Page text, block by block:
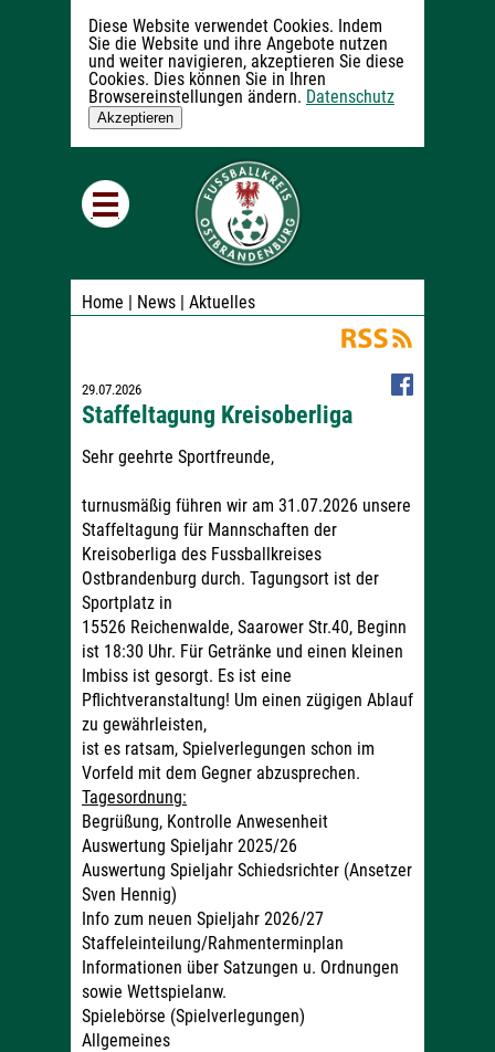
Diese Website verwendet Cookies. Indem
Sie die Website und ihre Angebote nutzen
und weiter navigieren, akzeptieren Sie diese
Cookies. Dies können Sie in Ihren
Browsereinstellungen ändern. Datenschutz
Akzeptieren
Home | News | Aktuelles
29.07.2026
Staffeltagung Kreisoberliga
Sehr geehrte Sportfreunde,
turnusmäßig führen wir am 31.07.2026 unsere
Staffeltagung für Mannschaften der
Kreisoberliga des Fussballkreises
Ostbrandenburg durch. Tagungsort ist der
Sportplatz in
15526 Reichenwalde, Saarower Str.40, Beginn
ist 18:30 Uhr. Für Getränke und einen kleinen
Imbiss ist gesorgt. Es ist eine
Pflichtveranstaltung! Um einen zügigen Ablauf
zu gewährleisten,
ist es ratsam, Spielverlegungen schon im
Vorfeld mit dem Gegner abzusprechen.
Tagesordnung:
Begrüßung, Kontrolle Anwesenheit
Auswertung Spieljahr 2025/26
Auswertung Spieljahr Schiedsrichter (Ansetzer
Sven Hennig)
Info zum neuen Spieljahr 2026/27
Staffeleinteilung/Rahmenterminplan
Informationen über Satzungen u. Ordnungen
sowie Wettspielanw.
Spielebörse (Spielverlegungen)
Allgemeines